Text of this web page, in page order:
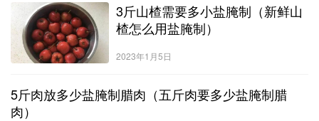
料、白糖和水倒入锅里，大火煮开然后3斤山楂需要多小盐腌制（新鲜山
楂怎么用盐腌制）
2023年1月5日
5斤肉放多少盐腌制腊肉（五斤肉要多少盐腌制腊
肉）